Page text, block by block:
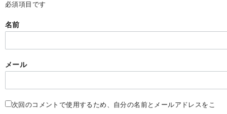
必須項目です
名前
メール
次回のコメントで使用するため、自分の名前とメールアドレスをこ